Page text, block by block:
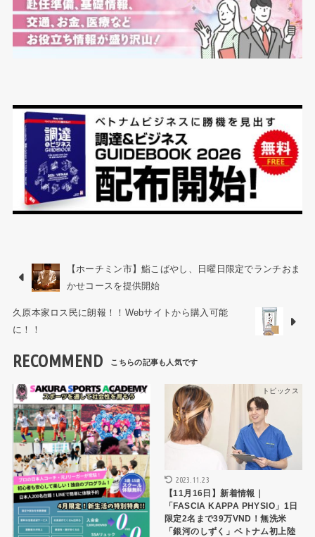
【ホーチミン市】鮨こばやし、日曜日限定でランチおま
かせコースを提供開始
久原本家ロス民に朗報！！Webサイトから購入可能
に！！
RECOMMEND
トピックス トピックス
2023.11.23
【11月16日】新着情報｜
「FASCIA KAPPA PHYSIO」1日
限定2名まで39万VND！無洗米
「銀河のしずく」ベトナム初上陸